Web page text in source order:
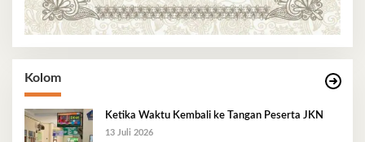
Kolom
Ketika Waktu Kembali ke Tangan Peserta JKN
13 Juli 2026